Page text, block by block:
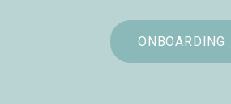
ONBOARDING